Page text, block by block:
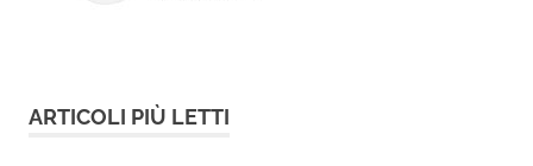
ARTICOLI PIÙ LETTI